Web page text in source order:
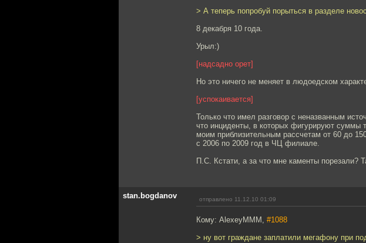
> А теперь попробуй порыться в разделе
8 декабря 10 года.
Урыл:)
[надсадно орет]
Но это ничего не меняет в людоедском
[успокаивается]
Только что имел разговор с неназванным
что инциденты, в которых фигурируют суммы
моим приблизительным рассчетам от 60 до
с 2006 по 2009 год в ЧЦ филиале.
П.С. Кстати, а за что мне каменты порезали?
stan.bogdanov отправлено 11.12.10 01:09
Кому: AlexeyMMM, #1088
> ну вот граждане заплатили мегафону при